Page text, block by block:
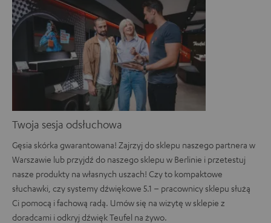
Twoja sesja odsłuchowa
Gęsia skórka gwarantowana! Zajrzyj do sklepu naszego partnera w
Warszawie lub przyjdź do naszego sklepu w Berlinie i przetestuj
nasze produkty na własnych uszach! Czy to kompaktowe
słuchawki, czy systemy dźwiękowe 5.1 – pracownicy sklepu służą
Ci pomocą i fachową radą. Umów się na wizytę w sklepie z
doradcami i odkryj dźwięk Teufel na żywo.